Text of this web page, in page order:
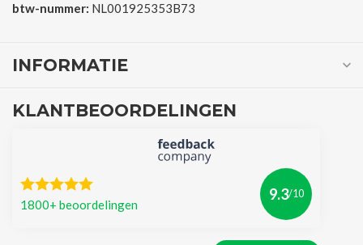
btw-nummer: NL001925353B73
INFORMATIE
KLANTBEOORDELINGEN
1800+ beoordelingen
9.3/10